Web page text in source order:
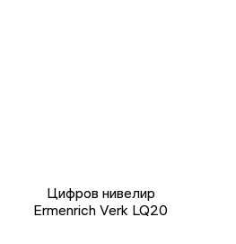
Цифров нивелир
Ermenrich Verk LQ20